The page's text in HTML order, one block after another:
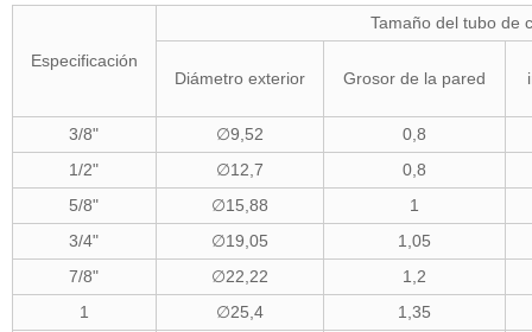
Especificación
Tamaño del tubo de
Diámetro exterior Grosor de la pared
3/8" ∅9,52
0,8
1/2"
∅12,7
0,8
5/8"
∅15,88
1
3/4"
∅19,05
1,05
7/8"
∅22,22
1,2
1
∅25,4
1,35